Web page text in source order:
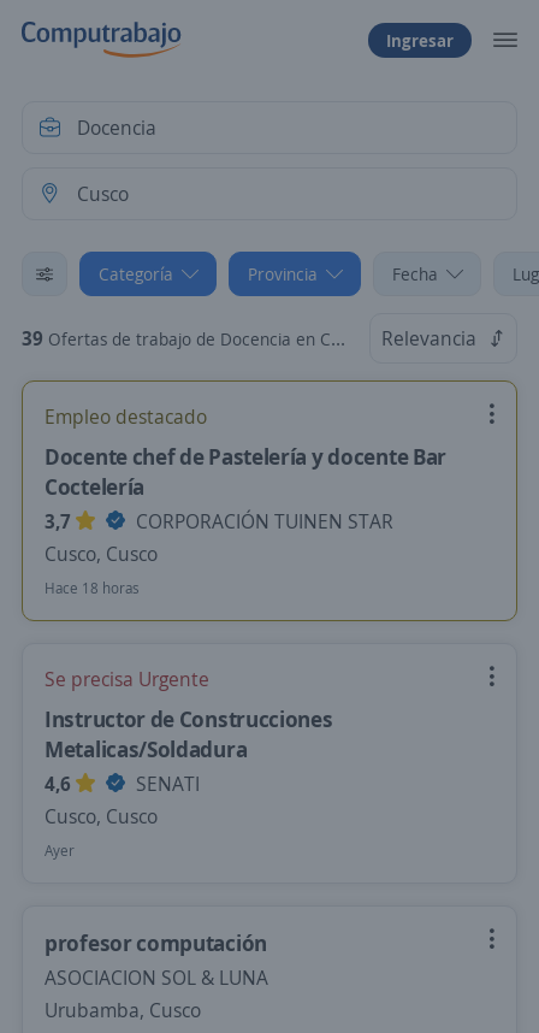
Ingresar
Categoría Provincia Fecha
39 Ofertas de trabajo de Docencia en Cusco Relevancia
Empleo destacado
Docente chef de Pastelería y docente Bar
Coctelería
3,7
CORPORACIÓN TUINEN STAR
Cusco, Cusco
Hace 18 horas
Se precisa Urgente
Instructor de Construcciones
Metalicas/Soldadura
4,6
SENATI
Cusco, Cusco
Ayer
profesor computación
ASOCIACION SOL & LUNA
Urubamba, Cusco